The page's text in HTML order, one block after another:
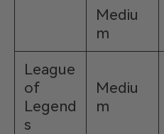
Mediu
m
League
of
Legend
s
Mediu
m